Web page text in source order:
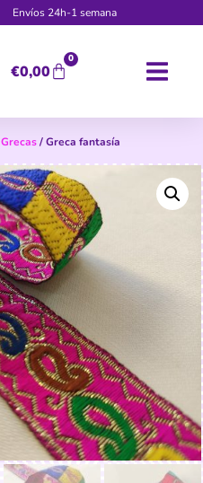
Envíos 24h-1 semana
€0,00
0
Grecas/ Greca fantasía